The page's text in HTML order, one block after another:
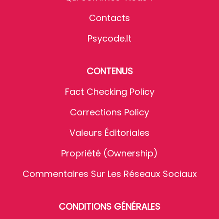
Contacts
Psycode.it
CONTENUS
Fact Checking Policy
Corrections Policy
Valeurs Éditoriales
Propriété (Ownership)
Commentaires Sur Les Réseaux Sociaux
CONDITIONS GÉNÉRALES